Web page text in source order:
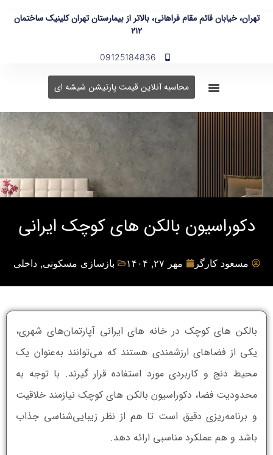
تهران، خیابان قائم مقام فراهانی، بالاتر از بیمارستان تهران کلینیک ساختمان
۲۱۲
09125184836
محاسبه آنلاین قیمت پارتیشن شیشه ای
دکوراسیون بالکن های کوچک ایرانی
مسعود کارگر مهر ۲۷, ۱۴۰۴ بازسازی مسکونی,داخلی
بالکن های کوچک در خانه های ایرانی آپارتمان‌های شهری،
یکی از فضاهای ارزشمندی هستند که می‌توانند به‌عنوان یک
محیط دنج و کاربردی مورد استفاده قرار گیرند. با توجه به
محدودیت فضا، دکوراسیون بالکن های کوچک نیازمند خلاقیت
و برنامه‌ریزی دقیق است تا هم از نظر زیبایی‌شناسی جذاب
باشد و هم عملکرد مناسبی ارائه دهد.